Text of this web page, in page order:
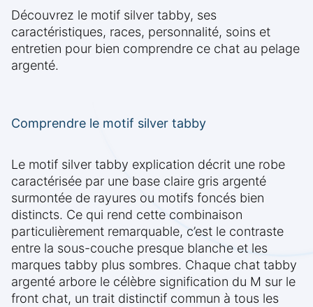
Découvrez le motif silver tabby, ses
caractéristiques, races, personnalité, soins et
entretien pour bien comprendre ce chat au pelage
argenté.
Comprendre le motif silver tabby
Le motif silver tabby explication décrit une robe
caractérisée par une base claire gris argenté
surmontée de rayures ou motifs foncés bien
distincts. Ce qui rend cette combinaison
particulièrement remarquable, c’est le contraste
entre la sous-couche presque blanche et les
marques tabby plus sombres. Chaque chat tabby
argenté arbore le célèbre signification du M sur le
front chat, un trait distinctif commun à tous les